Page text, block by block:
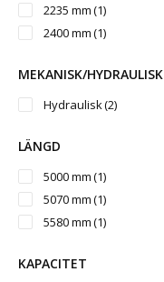
2235 mm(1)
2400 mm(1)
MEKANISK/HYDRAULISK
Hydraulisk(2)
LÄNGD
5000 mm(1)
5070 mm(1)
5580 mm(1)
KAPACITET